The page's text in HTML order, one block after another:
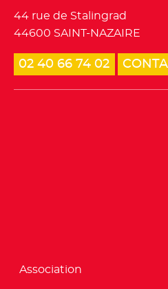
Tourisme et loisirs
44 rue de Stalingrad
44600 SAINT-NAZAIRE
02 40 66 74 02
Association